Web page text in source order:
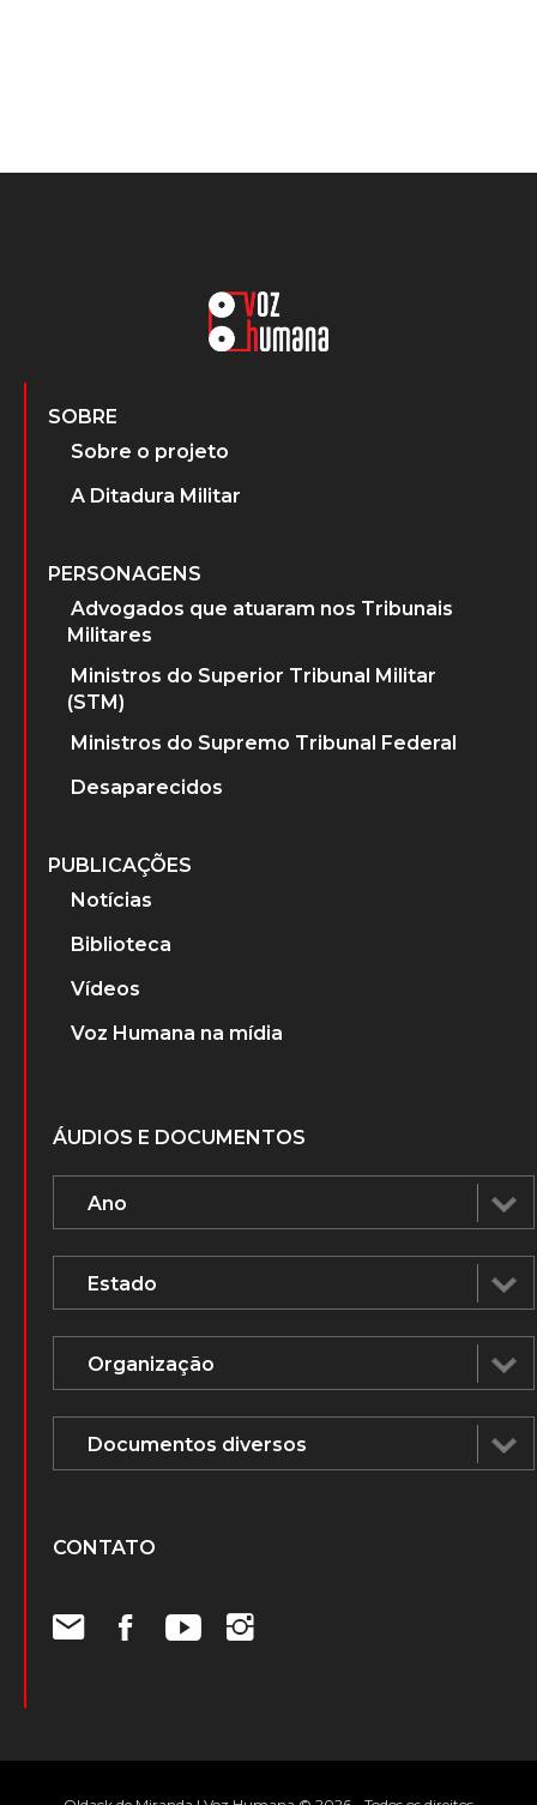
SOBRE
Sobre o projeto
A Ditadura Militar
PERSONAGENS
Advogados que atuaram nos Tribunais
Militares
Ministros do Superior Tribunal Militar
(STM)
Ministros do Supremo Tribunal Federal
Desaparecidos
PUBLICAÇÕES
Notícias
Biblioteca
Vídeos
Voz Humana na mídia
ÁUDIOS E DOCUMENTOS
CONTATO